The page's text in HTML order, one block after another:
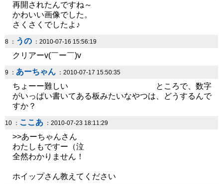
再開されたんですね～
かわいい画像でした。
さくさくでしたよ♪
8 ： うの ：2010-07-16 15:56:19
クリアーv(￣ー￣)v
9 ： あーちゃん ：2010-07-17 15:50:35
ちょーー難しい ところで、数字
がいっぱい書いてある板みたいなやつは、どうするんで
すか？
10 ： ここあ ：2010-07-23 18:11:29
>>あーちゃんさん
わたしもですー（泣
全然わかりません！
ホイップさん教えてください